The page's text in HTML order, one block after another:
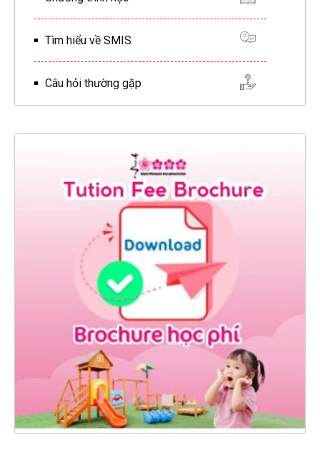
Tìm hiểu về SMIS
Câu hỏi thường gặp